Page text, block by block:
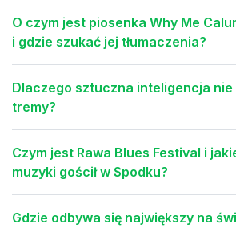
O czym jest piosenka Why Me
i gdzie szukać jej tłumaczenia?
Dlaczego sztuczna inteligencja
tremy?
Czym jest Rawa Blues Festival i
muzyki gościł w Spodku?
Gdzie odbywa się największy na